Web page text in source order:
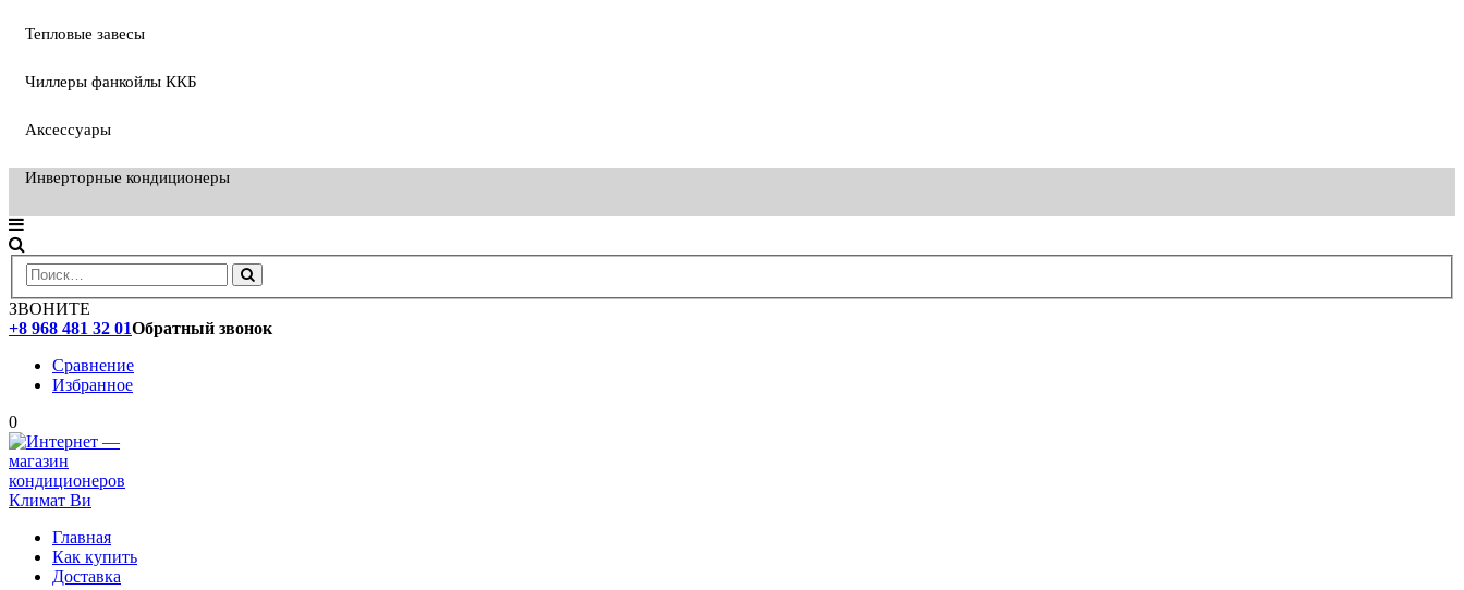
Тепловые завесы
Чиллеры фанкойлы ККБ
Аксессуары
Инверторные кондиционеры
ЗВОНИТЕ
+8 968 481 32 01Обратный звонок
Сравнение
Избранное
0
Главная
Как купить
Доставка